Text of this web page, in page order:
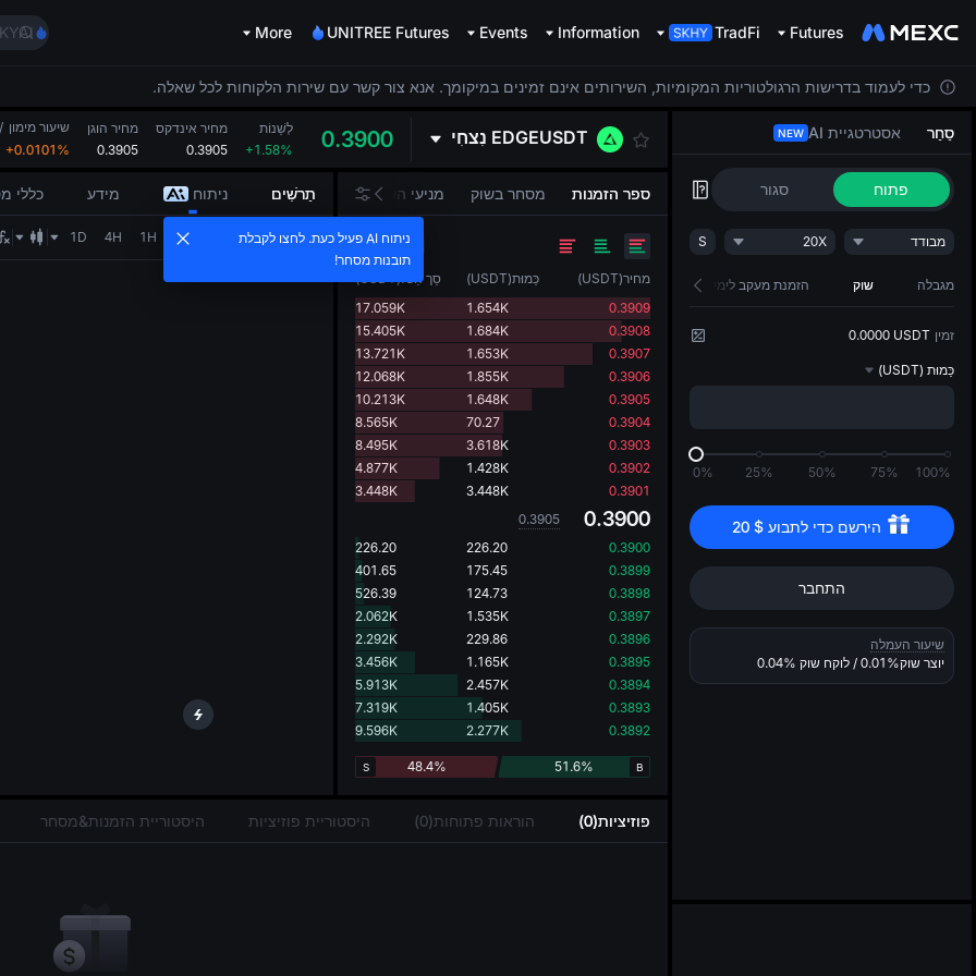
Futures
TradFi
Information
Events
UNITREE Futures
More
10
AAOI
10
כדי לעמוד בדרישות הרגולטוריות המקומיות, השירותים אינם זמינים במיקומך. אנא צור קשר עם שירות הלקוחות לכל שאלה.
EDGEUSDT נִצחִי 0.3900
לְשַׁנוֹת
+1.58%
מחיר אינדקס
0.3905
מחיר הוגן
0.3905
שיעור מימון /
+0.0101%
פוזיציות(0) הוראות פתוחות(0) היסטוריית פוזיציות היסטוריית הזמנות&מסחר
תַרשִׁים ניתוח מידע כללי
1s
1M
15M
1H
4H
1D
ספר הזמנות מסחר בשוק מניעי השוק
0.0001
מחיר(
USDT
) כַּמוּת(
USDT
) סַך הַכֹּל(
USDT
)
0.3909
1.654K
17.059K
0.3908
1.684K
15.405K
0.3907
1.653K
13.721K
0.3906
1.855K
12.068K
0.3905
1.648K
10.213K
0.3904
70.27
8.565K
0.3903
3.618K
8.495K
0.3902
1.428K
4.877K
0.3901
3.448K
3.448K
0.3900
0.3905
0.3900
226.20
226.20
0.3899
175.45
401.65
0.3898
124.73
526.39
0.3897
1.535K
2.062K
0.3896
229.86
2.292K
0.3895
1.165K
3.456K
0.3894
2.457K
5.913K
0.3893
1.405K
7.319K
0.3892
2.277K
9.596K
51.6% B
48.4%
S
סַחַר אסטרטגיית AI NEW
פתוח סגור
מבודד 20X
S
מגבלה שוק הזמנת מעקב לימיט
זמין 0.0000 USDT
כַּמוּת (USDT)
0% 25% 50% 75% 100%
הירשם כדי לתבוע $
20
התחבר
שיעור העמלה
יוצר שוק0.01% / לוקח שוק 0.04%
ניתוח AI פעיל כעת. לחצו לקבלת
תובנות מסחר!